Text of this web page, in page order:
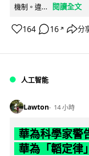
機制。違...
閱讀全文
164 16 ↗ 分
人工智能
Lawton 14 小時
華為科學家警
華為「韜定律